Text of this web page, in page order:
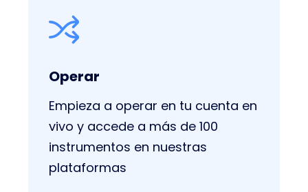
Operar
Empieza a operar en tu cuenta en
vivo y accede a más de 100
instrumentos en nuestras
plataformas